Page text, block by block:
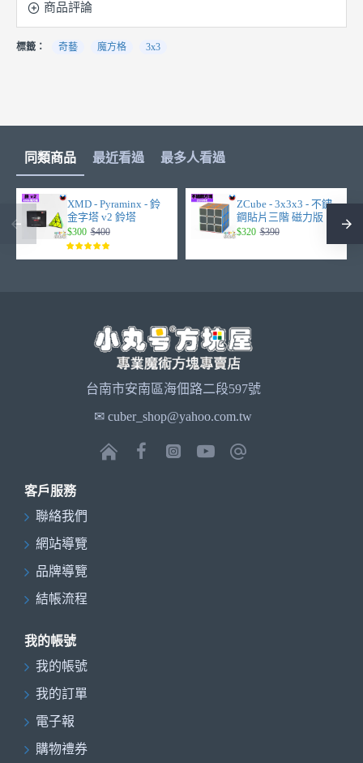
商品評論
標籤： 奇藝 魔方格 3x3
同類商品 最近看過 最多人看過
XMD - Pyraminx - 鈴
金字塔 v2 鈴塔
$300 $400
ZCube - 3x3x3 - 不鏽
鋼貼片三階 磁力版
$320 $390
台南市安南區海佃路二段597號
✉ cuber_shop@yahoo.com.tw
客戶服務
聯絡我們
網站導覽
品牌導覽
結帳流程
我的帳號
我的帳號
我的訂單
電子報
購物禮券